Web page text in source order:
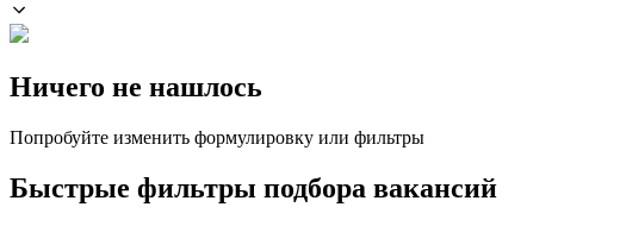
Ничего не нашлось
Попробуйте изменить формулировку или фильтры
Быстрые фильтры подбора вакансий